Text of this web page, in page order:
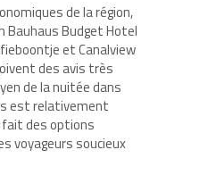
de la région,
Bauhaus Budget Hotel
et Canalview
des avis très
de la nuitéedans
est relativement
fait des options
voyageurs soucieux